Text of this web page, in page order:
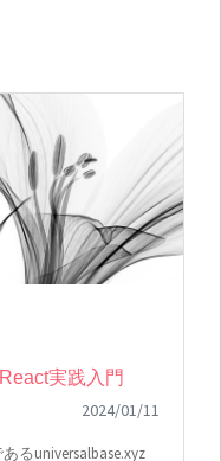
実践入門
2024/01/11
るuniversalbase.xyz